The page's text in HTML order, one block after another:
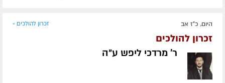
היום, כ"ז אב זכרון להולכים »
זכרון להולכים
ר' מרדכי ליפש ע״ה